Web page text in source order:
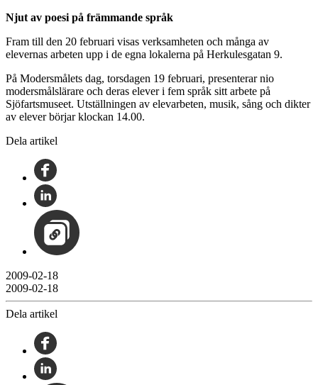
Njut av poesi på främmande språk
Fram till den 20 februari visas verksamheten och många av
elevernas arbeten upp i de egna lokalerna på Herkulesgatan 9.
På Modersmålets dag, torsdagen 19 februari, presenterar nio
modersmålslärare och deras elever i fem språk sitt arbete på
Sjöfartsmuseet. Utställningen av elevarbeten, musik, sång och dikter
av elever börjar klockan 14.00.
Dela artikel
2009-02-18
2009-02-18
Dela artikel